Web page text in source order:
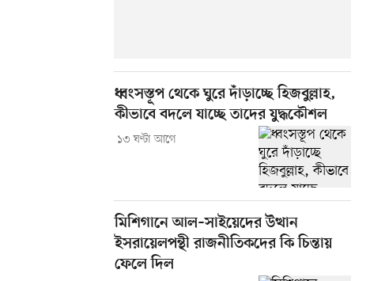
ধ্বংসস্তূপ থেকে ঘুরে দাঁড়াচ্ছে হিজবুল্লাহ,
কীভাবে বদলে যাচ্ছে তাদের যুদ্ধকৌশল
১৩ ঘণ্টা আগে
মিশিগানে আল–সাইয়েদের উত্থান
ইসরায়েলপন্থী রাজনীতিকদের কি চিন্তায়
ফেলে দিল